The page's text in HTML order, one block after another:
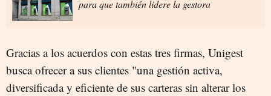
para que también lidere la gestora
Gracias a los acuerdos con estas tres firmas, Unigest
busca ofrecer a sus clientes "una gestión activa,
diversificada y eficiente de sus carteras sin alterar los